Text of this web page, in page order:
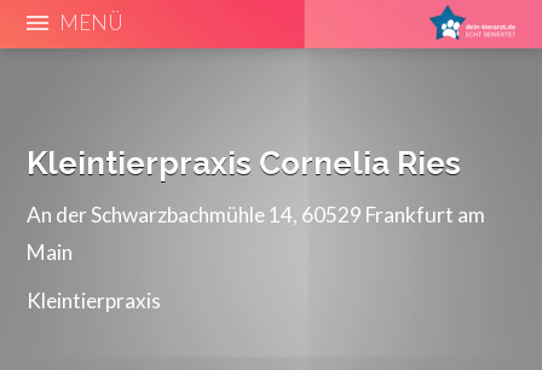
MENÜ
Kleintierpraxis Cornelia Ries
An der Schwarzbachmühle 14, 60529 Frankfurt am
Main
Kleintierpraxis